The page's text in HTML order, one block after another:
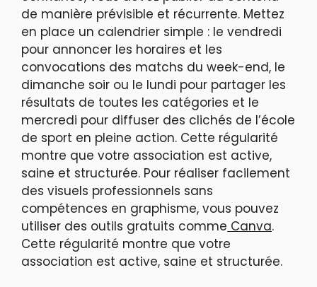
de manière prévisible et récurrente. Mettez
en place un calendrier simple : le vendredi
pour annoncer les horaires et les
convocations des matchs du week-end, le
dimanche soir ou le lundi pour partager les
résultats de toutes les catégories et le
mercredi pour diffuser des clichés de l’école
de sport en pleine action. Cette régularité
montre que votre association est active,
saine et structurée. Pour réaliser facilement
des visuels professionnels sans
compétences en graphisme, vous pouvez
utiliser des outils gratuits comme Canva.
Cette régularité montre que votre
association est active, saine et structurée.